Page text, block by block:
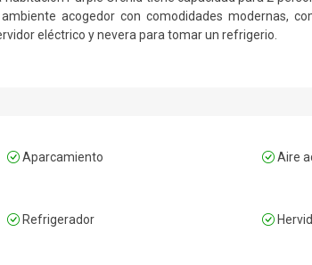
acogedor con comodidades modernas,
eléctrico y nevera para tomar un refrigerio.
en el jardín compartido, vallado para garantizar la
de bienestar en el edificio trasero, equipada con
un aparcamiento cerrado con estación de
adicional. El desayuno está incluido en la tarifa.
aire acondicionado y un cuarto de baño
Aparcamiento Aire
Refrigerador